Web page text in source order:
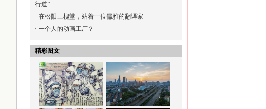
行道”
· 在松阳三槐堂，站着一位儒雅的翻译家
· 一个人的动画工厂？
精彩图文